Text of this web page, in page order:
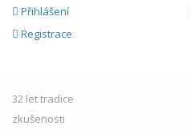
Přihlášení
Registrace
32 lettradice
zkušenosti